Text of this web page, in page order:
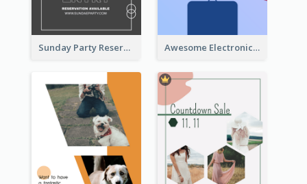
Sunday Party Reservation Instagram Story Awesome Electronics Sale Instagram Story